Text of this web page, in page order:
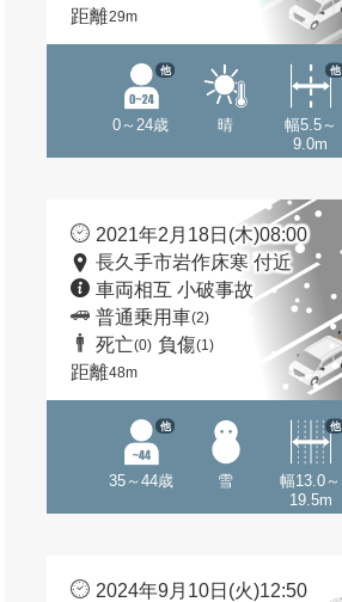
距離29m
0～24歳
他
晴
幅5.5～
9.0m
他
2021年2月18日(木)08:00
長久手市岩作床寒 付近
車両相互 小破事故
普通乗用車(2)
死亡(0) 負傷(1)
距離48m
35～44歳
他
雪
幅13.0～
19.5m
他
2024年9月10日(火)12:50